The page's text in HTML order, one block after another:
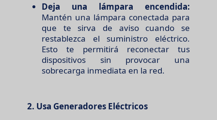
Deja una lámpara encendida:
Mantén una lámpara conectada para
que te sirva de aviso cuando se
restablezca el suministro eléctrico.
Esto te permitirá reconectar tus
dispositivos sin provocar una
sobrecarga inmediata en la red.
2. Usa Generadores Eléctricos